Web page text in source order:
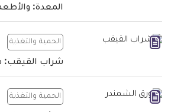
المعدة:
الحمية والتغذية
شراب القيقب:
الحمية والتغذية